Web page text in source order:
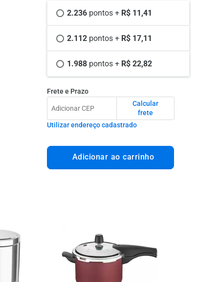
2.236 pontos + R$ 11,41
2.112 pontos + R$ 17,11
1.988 pontos + R$ 22,82
Frete e Prazo
Calcular
frete
Utilizar endereço cadastrado
Adicionar ao carrinho